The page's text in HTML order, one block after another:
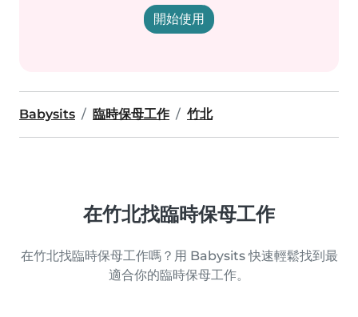
開始使用
Babysits 臨時保母工作 竹北
在竹北找臨時保母工作
在竹北找臨時保母工作嗎？用 Babysits 快速輕鬆找到最
適合你的臨時保母工作。